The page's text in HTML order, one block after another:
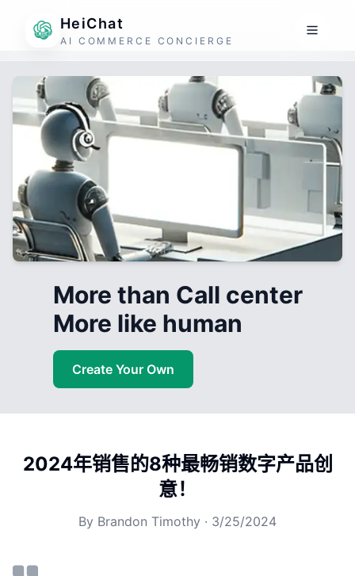
HeiChat
AI COMMERCE CONCIERGE
More than Call center
More like human
Create Your Own
2024年销售的8种最畅销数字产品创
意！
By Brandon Timothy · 3/25/2024